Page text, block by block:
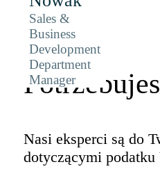
Sales &
Business
Development
Department
Manager
Kontakt
Nasi eksperci są do
dotyczącymi podatku